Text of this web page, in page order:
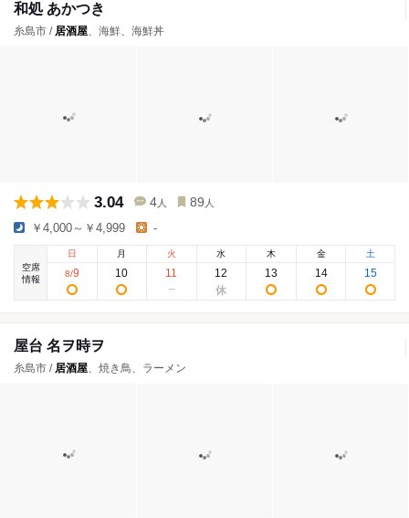
和処 あかつき
糸島市 / 居酒屋、海鮮、海鮮丼
3.04 4 人 89 人
￥4,000～￥4,999 -
空席
情報
日
8/9
月
10
火
11
水
12
木
13
金
14
土
15
屋台 名ヲ時ヲ
糸島市 / 居酒屋、焼き鳥、ラーメン